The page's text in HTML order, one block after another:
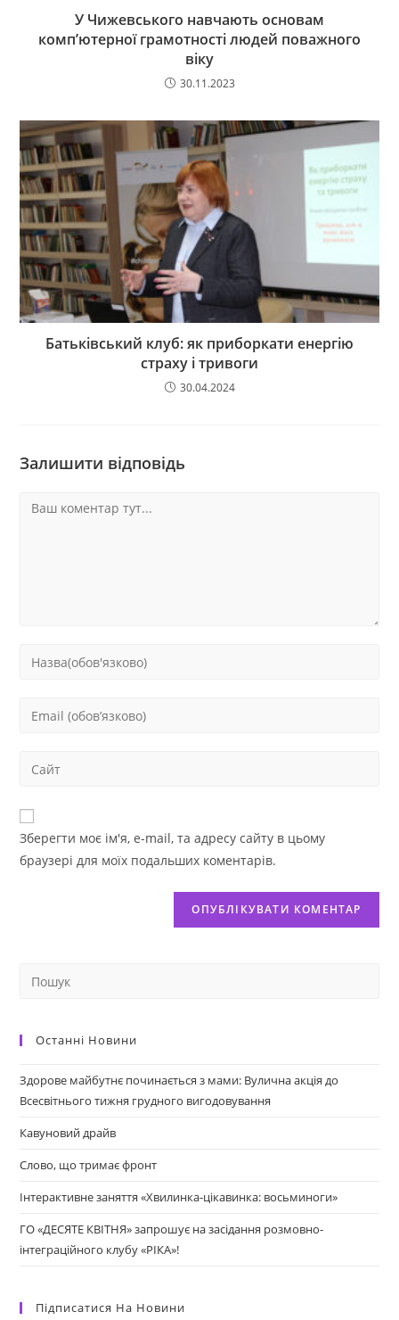
У Чижевського навчають основам
комп’ютерної грамотності людей поважного
віку
30.11.2023
Батьківський клуб: як приборкати енергію
страху і тривоги
30.04.2024
Залишити відповідь
Зберегти моє ім'я, e-mail, та адресу сайту в цьому
браузері для моїх подальших коментарів.
Останні Новини
Здорове майбутнє починається з мами: Вулична акція до
Всесвітнього тижня грудного вигодовування
Кавуновий драйв
Слово, що тримає фронт
Інтерактивне заняття «Хвилинка-цікавинка: восьминоги»
ГО «ДЕСЯТЕ КВІТНЯ» запрошує на засідання розмовно-
інтеграційного клубу «РІКА»!
Підписатися На Новини